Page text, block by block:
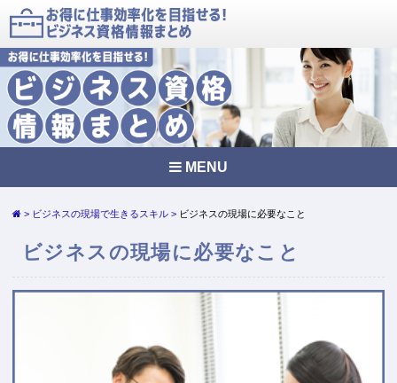
MENU
ビジネスの現場で生きるスキル ビジネスの現場に必要なこと
ビジネスの現場に必要なこと